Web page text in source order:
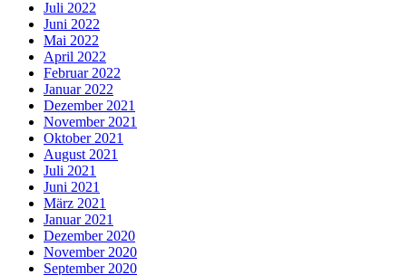
Juli 2022
Juni 2022
Mai 2022
April 2022
Februar 2022
Januar 2022
Dezember 2021
November 2021
Oktober 2021
August 2021
Juli 2021
Juni 2021
März 2021
Januar 2021
Dezember 2020
November 2020
September 2020